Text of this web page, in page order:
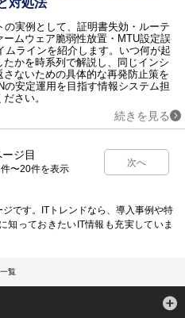
対処法
の実例として、証明書失効・ルーテ
ームウェア脆弱性放置・MTU設定誤
ムラインを紹介します。いつ何が起
たかを時系列で解説し、同じインシ
ないための具体的な再発防止策を
の安定運用を目指す情報システム担
さい。
続きを見る
ジ目
〜20件を表示
次へ
です。ITトレンドなら、導入事例や特
知っておきたいIT情報も充実していま
覧